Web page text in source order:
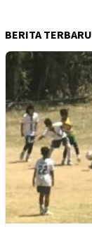
BERITA TERBARU